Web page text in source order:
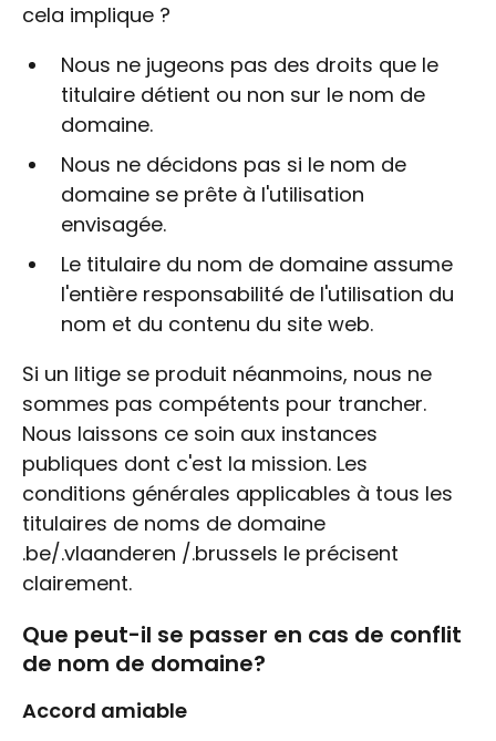
cela implique ?
Nous ne jugeons pas des droits que le
titulaire détient ou non sur le nom de
domaine.
Nous ne décidons pas si le nom de
domaine se prête à l'utilisation
envisagée.
Le titulaire du nom de domaine assume
l'entière responsabilité de l'utilisation du
nom et du contenu du site web.
Si un litige se produit néanmoins, nous ne
sommes pas compétents pour trancher.
Nous laissons ce soin aux instances
publiques dont c'est la mission. Les
conditions générales applicables à tous les
titulaires de noms de domaine
.be/.vlaanderen /.brussels le précisent
clairement.
Que peut-il se passer en cas de conflit
de nom de domaine?
Accord amiable